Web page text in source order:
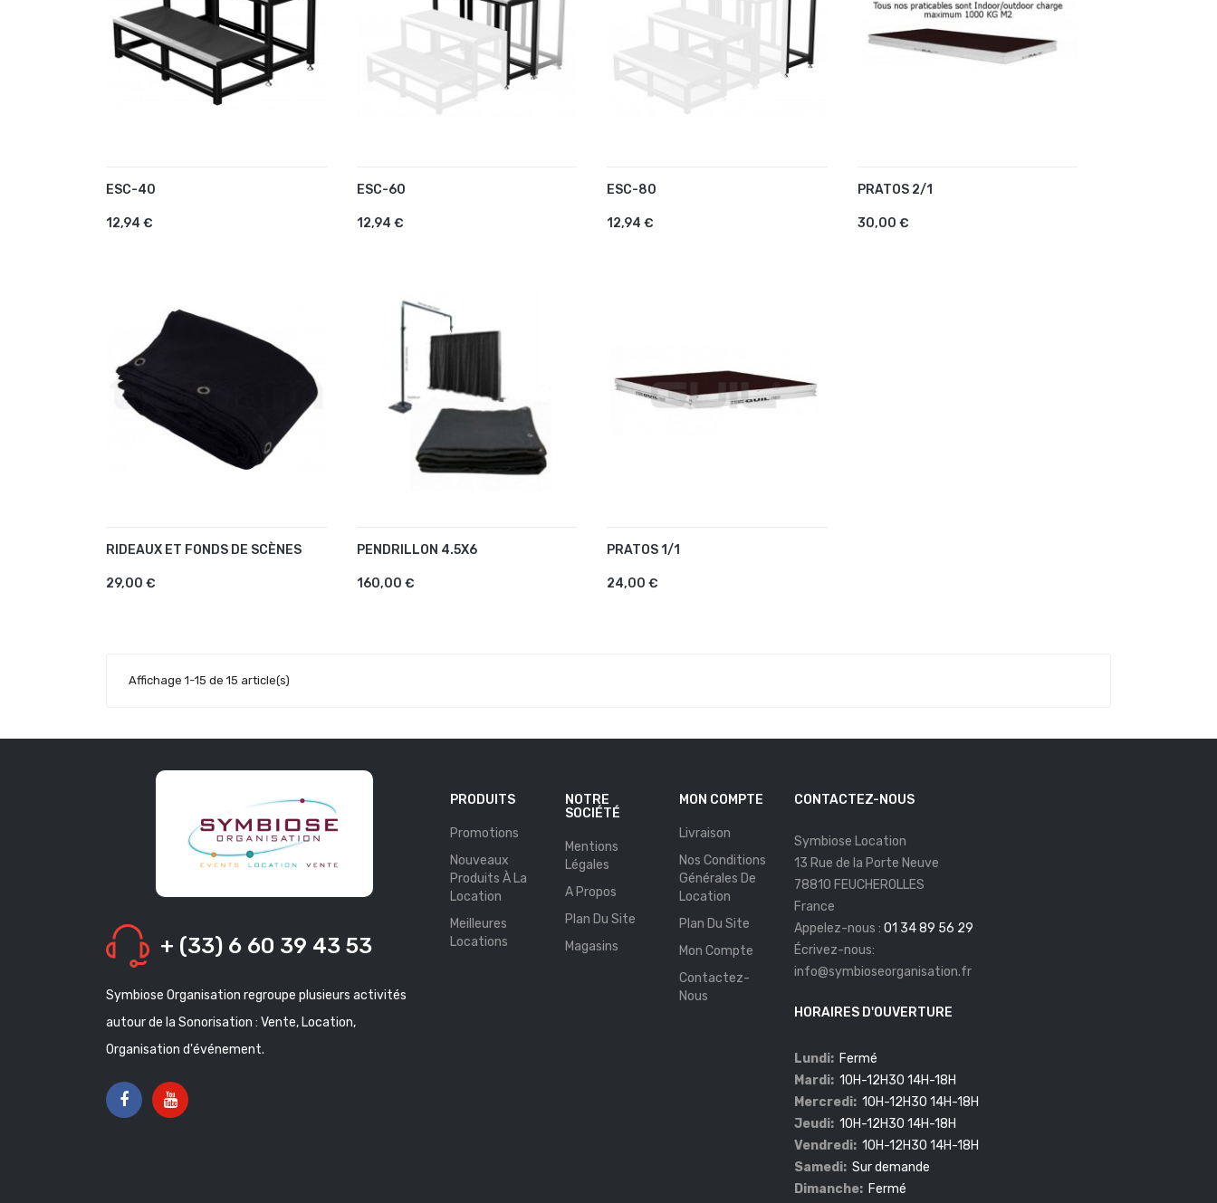
ESC-40
12,94 €
ESC-60
12,94 €
ESC-80
12,94 €
PRATOS 2/1
30,00 €
RIDEAUX ET FONDS DE SCÈNES
29,00 €
PENDRILLON 4.5X6
160,00 €
PRATOS 1/1
24,00 €
Affichage 1-15 de 15 article(s)
+ (33) 6 60 39 43 53
Symbiose Organisation regroupe plusieurs activités
autour de la Sonorisation : Vente, Location,
Organisation d'événement.
PRODUITS
Promotions
Nouveaux
Produits À La
Location
Meilleures
Locations
NOTRE
SOCIÉTÉ
Mentions
Légales
A Propos
Plan Du Site
Magasins
MON COMPTE
Livraison
Nos Conditions
Générales De
Location
Plan Du Site
Mon Compte
Contactez-
Nous
CONTACTEZ-NOUS
Symbiose Location
13 Rue de la Porte Neuve
78810 FEUCHEROLLES
France
Appelez-nous : 01 34 89 56 29
Écrivez-nous:
info@symbioseorganisation.fr
HORAIRES D'OUVERTURE
Lundi: Fermé
Mardi: 10H-12H30 14H-18H
Mercredi: 10H-12H30 14H-18H
Jeudi: 10H-12H30 14H-18H
Vendredi: 10H-12H30 14H-18H
Samedi: Sur demande
Dimanche: Fermé